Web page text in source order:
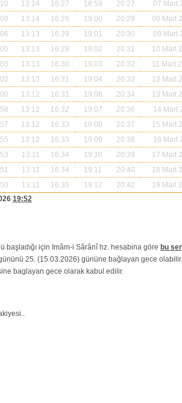
13:14 16:27 18:59 20:27
07 Mart
13:14 16:28 19:00 20:29
08 Mart
13:13 16:29 19:01 20:30
09 Mart
13:13 16:29 19:02 20:31
10 Mart
13:13 16:30 19:03 20:32
11 Mart
13:13 16:31 19:04 20:33
12 Mart
13:12 16:31 19:06 20:34
13 Mart
13:12 16:32 19:07 20:36
14 Mart
13:12 16:33 19:08 20:37
15 Mart
13:12 16:33 19:09 20:38
16 Mart
13:11 16:34 19:10 20:39
17 Mart
13:11 16:34 19:11 20:40
18 Mart
13:11 16:35 19:12 20:42
19 Mart
19:52
başladığı için Imâm-i Sârânî hz. hesabina göre bu
25. (15.03.2026) gününe bağlayan gece olabilir.
baglayan gece olarak kabul edilir.